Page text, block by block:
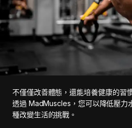
不僅僅改善體態，還能培養健康的習
透過 MadMuscles，您可以降低壓力
種改變生活的挑戰。